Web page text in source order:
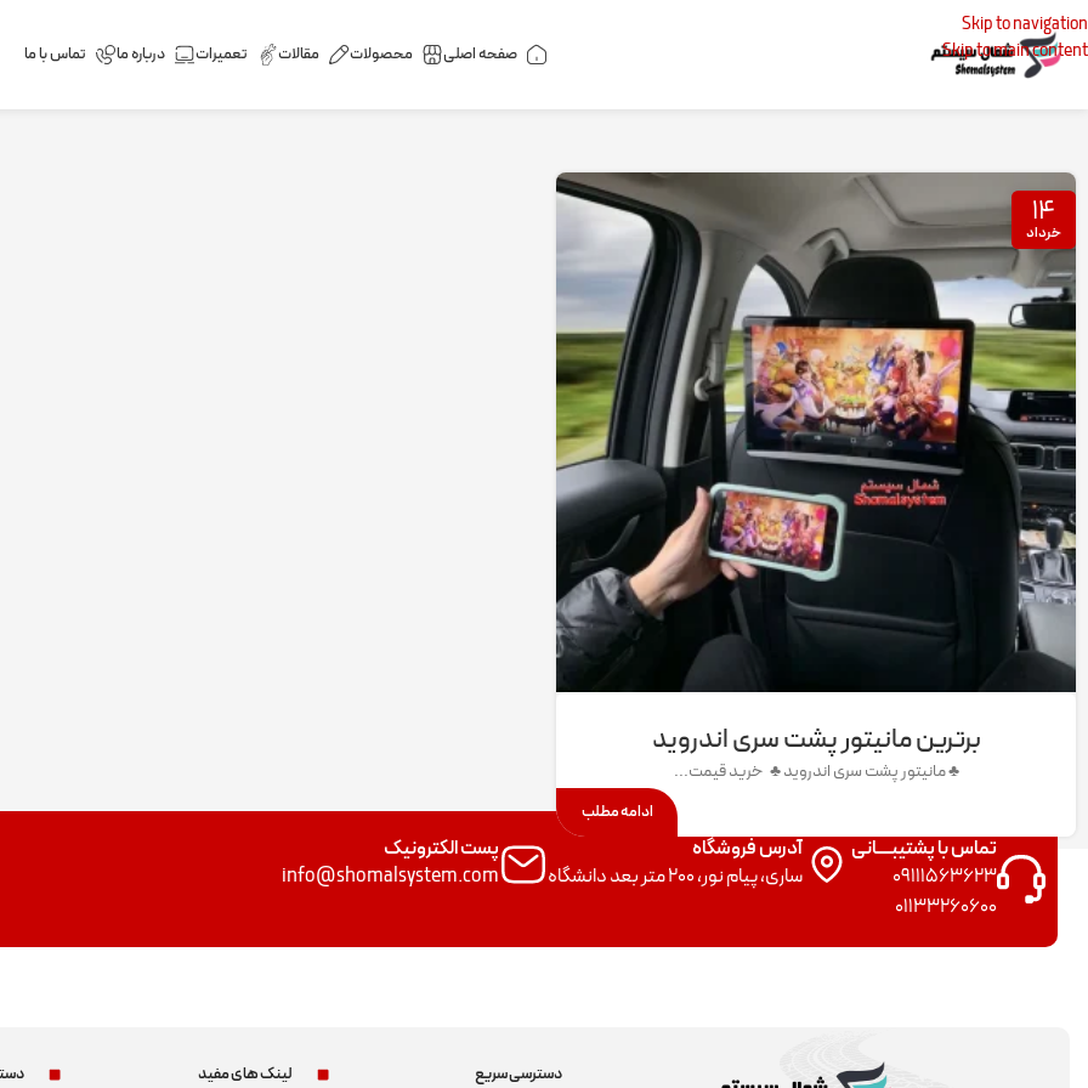
Skip to navigation
Skip to main content
صفحه اصلی محصولات مقالات تعمیرات درباره ما تماس با ما
پست‌های برچسب زده شده "مانیتور پشت صندلی برند مکسیدر مدل MX-HR6909DD"
۱۴
خرداد
برترین مانیتور پشت سری اندروید
♣ مانیتور پشت سری اندروید ♣ خرید قیمت...
ادامه مطلب
تماس با پشتیبــــانی
09111563623
01133260600
آدرس فروشگاه
ساری، پیام نور، 200 متر بعد دانشگاه
پست الکترونیک
info@shomalsystem.com
دسترسی سریع
لینک های مفید